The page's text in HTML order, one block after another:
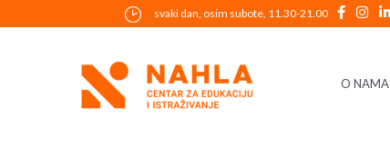
to
svaki dan, osim subote, 11.30-21.00
O NAMA